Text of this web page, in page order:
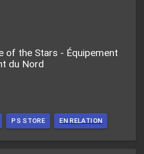
of the Stars - Équipement
du Nord
PS STORE EN RELATION